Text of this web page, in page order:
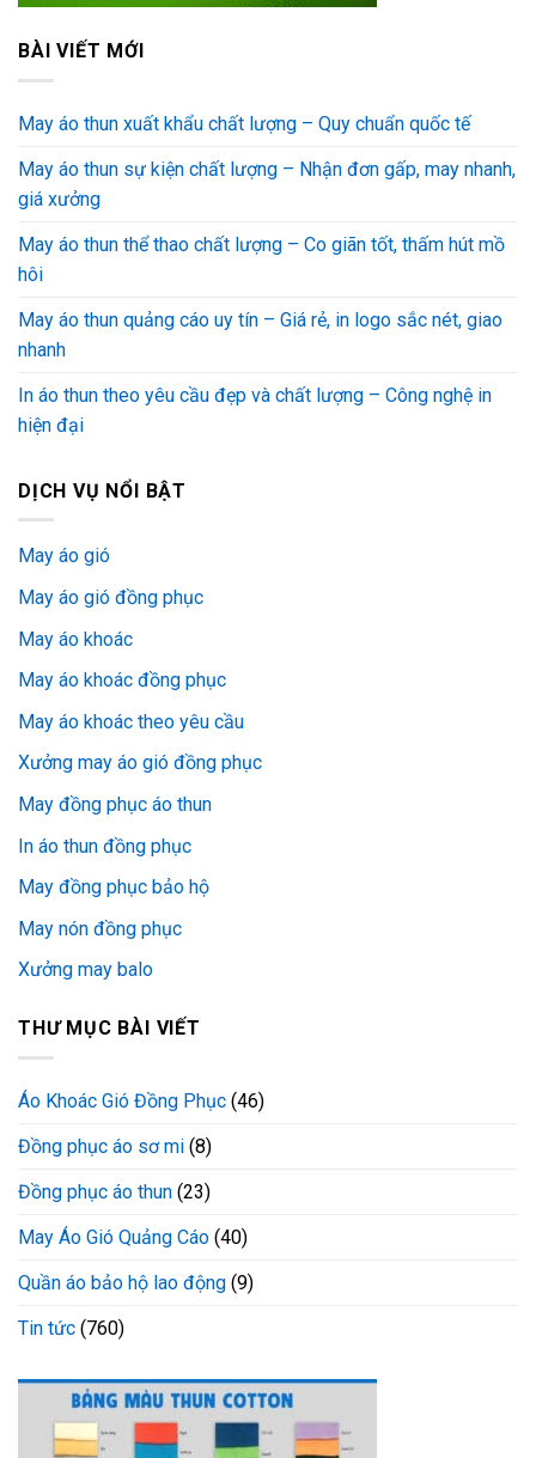
BÀI VIẾT MỚI
May áo thun xuất khẩu chất lượng – Quy chuẩn quốc tế
May áo thun sự kiện chất lượng – Nhận đơn gấp, may nhanh,
giá xưởng
May áo thun thể thao chất lượng – Co giãn tốt, thấm hút mồ
hôi
May áo thun quảng cáo uy tín – Giá rẻ, in logo sắc nét, giao
nhanh
In áo thun theo yêu cầu đẹp và chất lượng – Công nghệ in
hiện đại
DỊCH VỤ NỔI BẬT
May áo gió
May áo gió đồng phục
May áo khoác
May áo khoác đồng phục
May áo khoác theo yêu cầu
Xưởng may áo gió đồng phục
May đồng phục áo thun
In áo thun đồng phục
May đồng phục bảo hộ
May nón đồng phục
Xưởng may balo
THƯ MỤC BÀI VIẾT
Áo Khoác Gió Đồng Phục (46)
Đồng phục áo sơ mi (8)
Đồng phục áo thun (23)
May Áo Gió Quảng Cáo (40)
Quần áo bảo hộ lao động (9)
Tin tức (760)